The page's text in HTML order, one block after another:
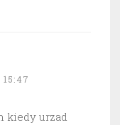
15:47
kiedy urzad